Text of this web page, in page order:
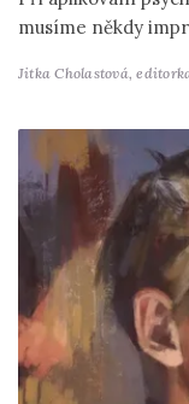
musíme někdy
Jitka Cholastová,